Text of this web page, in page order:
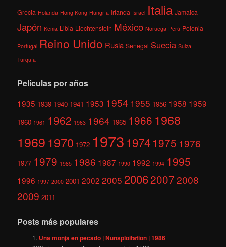
Grecia Holanda Hong Kong Hungría Irlanda Israel Italia Jamaica
Japón Kenia Libia Liechtenstein México Noruega Perú Polonia
Portugal Reino Unido Rusia Senegal Suecia Suiza
Turquía
Películas por años
1935 1939 1940 1941 1953 1954 1955 1956 1958 1959
1960 1961 1962 1963 1964 1965 1966 1968
1969 1970 1972 1973 1974 1975 1976
1977 1979 1985 1986 1987 1990 1992 1994 1995
1996 1997 2000 2001 2002 2005 200620072008
2009 2011
Posts más populares
Una monja en pecado | Nunsploitation | 1986